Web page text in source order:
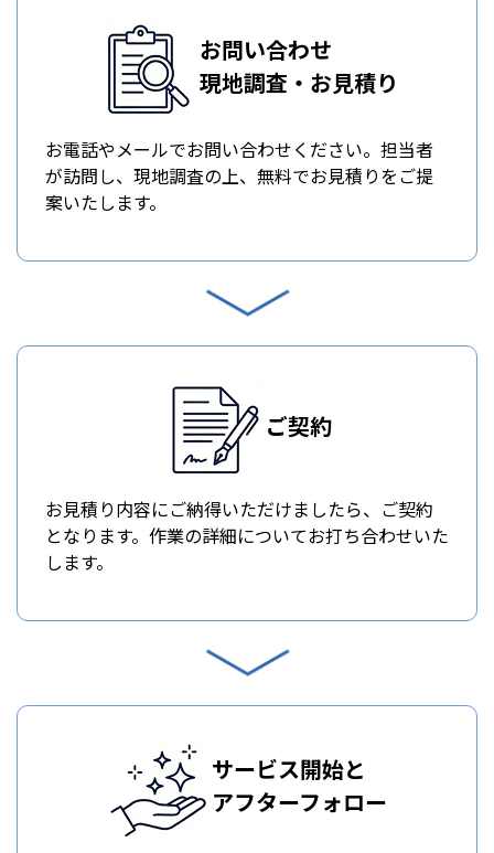
お問い合わせ
現地調査・お見積り
お電話やメールでお問い合わせください。担当者
が訪問し、現地調査の上、無料でお見積りをご提
案いたします。
ご契約
お見積り内容にご納得いただけましたら、ご契約
となります。作業の詳細についてお打ち合わせいた
します。
サービス開始と
アフターフォロー